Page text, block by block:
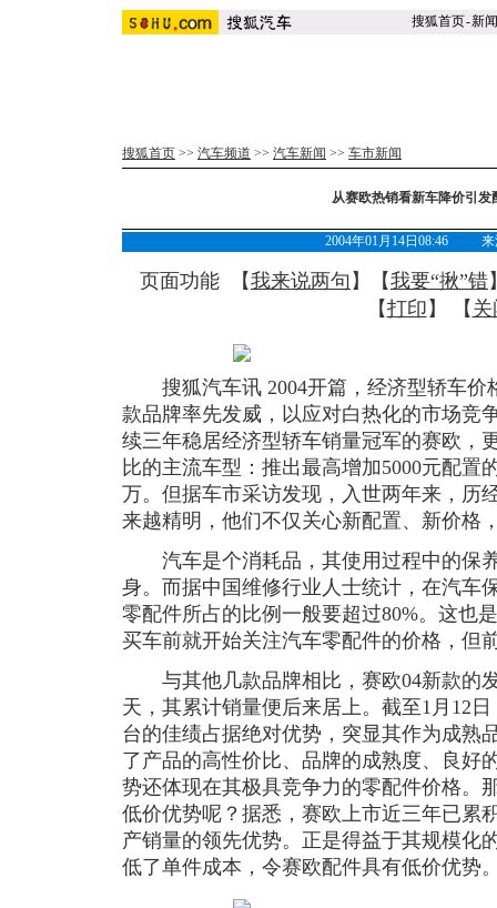
搜狐首页-新闻
搜狐首页 >> 汽车频道 >> 汽车新闻 >> 车市新闻
从赛欧热销看新车降价引发
2004年01月14日08:46 来
页面功能 【我来说两句 】【我要“揪”错
【打印 】 【 关
搜狐汽车讯 2004开篇，经济型轿车价
款品牌率先发威，以应对白热化的市场竞
续三年稳居经济型轿车销量冠军的赛欧，
比的主流车型：推出最高增加5000元配置
万。但据车市采访发现，入世两年来，历
来越精明，他们不仅关心新配置、新价格
汽车是个消耗品，其使用过程中的保
身。而据中国维修行业人士统计，在汽车
零配件所占的比例一般要超过80%。这也
买车前就开始关注汽车零配件的价格，但
与其他几款品牌相比，赛欧04新款的
天，其累计销量便后来居上。截至1月12
台的佳绩占据绝对优势，突显其作为成熟
了产品的高性价比、品牌的成熟度、良好
势还体现在其极具竞争力的零配件价格。
低价优势呢？据悉，赛欧上市近三年已累
产销量的领先优势。正是得益于其规模化
低了单件成本，令赛欧配件具有低价优势